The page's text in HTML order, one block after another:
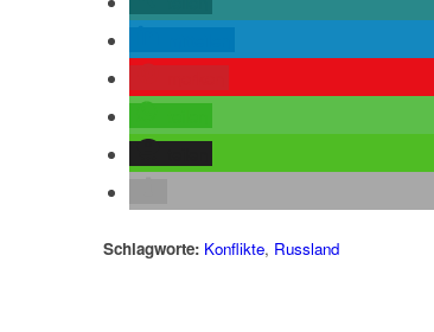
Schlagworte: Konflikte, Russland